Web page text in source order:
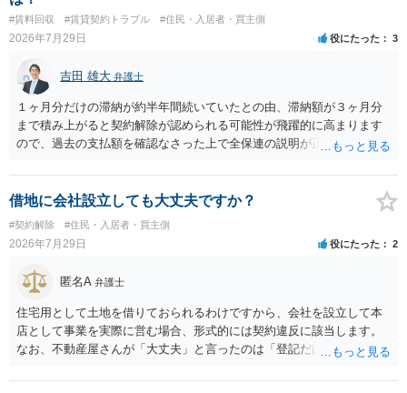
#賃料回収 #賃貸契約トラブル #住民・入居者・買主側
2026年7月29日 役にたった 3
吉田 雄大 弁護士
１ヶ月分だけの滞納が約半年間続いていたとの由、滞納額が３ヶ月分
まで積み上がると契約解除が認められる可能性が飛躍的に高まります
ので、過去の支払額を確認なさった上で全保連の説明が正しければ、
た理由は気になるところですが、中身のある返答は期待できないと思
います。
借地に会社設立しても大丈夫ですか？
#契約解除 #住民・入居者・買主側
2026年7月29日 役にたった 2
匿名A 弁護士
住宅用として土地を借りておられるわけですから、会社を設立して本
店として事業を実際に営む場合、形式的には契約違反に該当します。
なお、不動産屋さんが「大丈夫」と言ったのは「登記だけなら実務上
れますが、これは法的な保証ではありません。 ただ、解除まで認めら